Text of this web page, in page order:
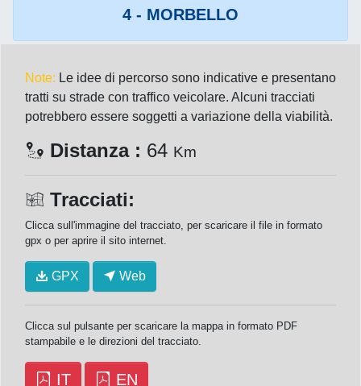
4 - MORBELLO
Note: Le idee di percorso sono indicative e presentano
tratti su strade con traffico veicolare. Alcuni tracciati
potrebbero essere soggetti a variazione della viabilità.
Distanza : 64 Km
Tracciati:
Clicca sull'immagine del tracciato, per scaricare il file in formato
gpx o per aprire il sito internet.
GPX Web
Clicca sul pulsante per scaricare la mappa in formato PDF
stampabile e le direzioni del tracciato.
IT EN